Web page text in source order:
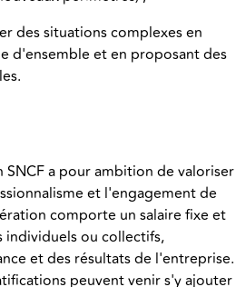
des situations complexes en
d'ensemble et en proposant des
a pour ambition de valoriser
et l'engagement de
comporte un salaire fixe et
ou collectifs,
et des résultats de l'entreprise.
peuvent venir s'y ajouter